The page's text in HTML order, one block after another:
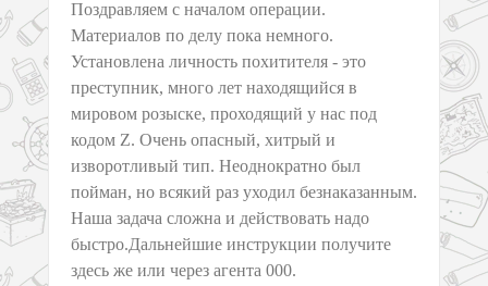
Поздравляем с началом операции.
Материалов по делу пока немного.
Установлена личность похитителя - это
преступник, много лет находящийся в
мировом розыске, проходящий у нас под
кодом Z. Очень опасный, хитрый и
изворотливый тип. Неоднократно был
пойман, но всякий раз уходил безнаказанным.
Наша задача сложна и действовать надо
быстро.Дальнейшие инструкции получите
здесь же или через агента 000.